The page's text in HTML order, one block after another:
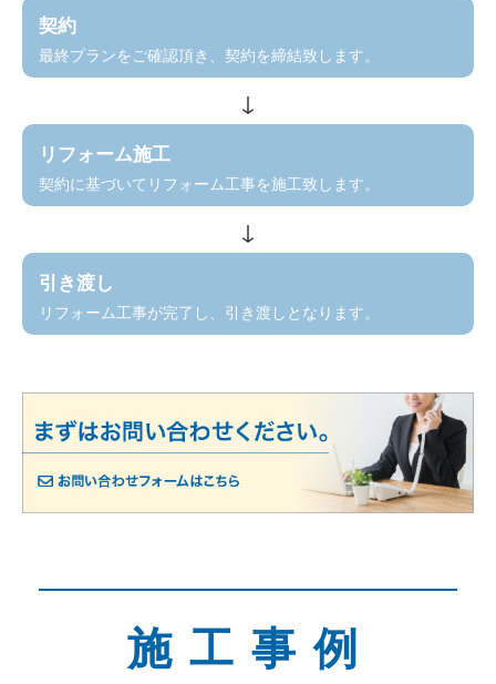
契約
最終プランをご確認頂き、契約を締結致します。
リフォーム施工
契約に基づいてリフォーム工事を施工致します。
引き渡し
リフォーム工事が完了し、引き渡しとなります。
施工事例